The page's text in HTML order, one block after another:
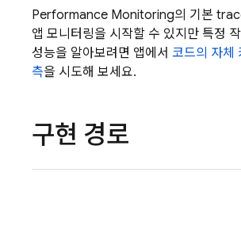
Performance Monitoring의 기본
앱 모니터링을 시작할 수 있지만 특정
성능을 알아보려면 앱에서 코드의 자체
측을 시도해 보세요.
구현 경로